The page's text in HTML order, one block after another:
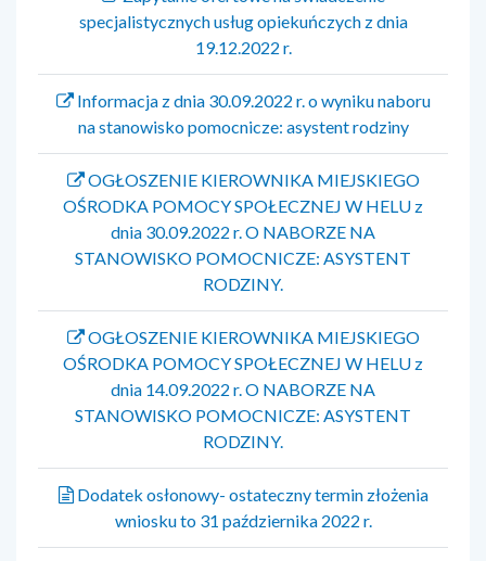
specjalistycznych usług opiekuńczych z dnia
19.12.2022 r.
Informacja z dnia 30.09.2022 r. o wyniku naboru
na stanowisko pomocnicze: asystent rodziny
OGŁOSZENIE KIEROWNIKA MIEJSKIEGO
OŚRODKA POMOCY SPOŁECZNEJ W HELU z
dnia 30.09.2022 r. O NABORZE NA
STANOWISKO POMOCNICZE: ASYSTENT
RODZINY.
OGŁOSZENIE KIEROWNIKA MIEJSKIEGO
OŚRODKA POMOCY SPOŁECZNEJ W HELU z
dnia 14.09.2022 r. O NABORZE NA
STANOWISKO POMOCNICZE: ASYSTENT
RODZINY.
Dodatek osłonowy- ostateczny termin złożenia
wniosku to 31 października 2022 r.